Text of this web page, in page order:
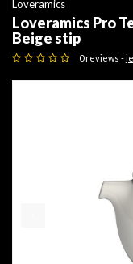
Loveramics
Loveramics Pro
Beige stip
0 reviews -